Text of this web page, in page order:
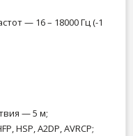
— 16 – 18000 Гц (-1
— 5 м;
HSP, A2DP, AVRCP;